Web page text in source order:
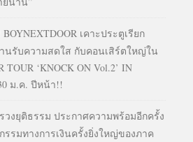
เคาะประตูเรียก
านรับความสดใส กับคอนเสิร์ตใหญ่ใน
TOUR ‘KNOCK ON Vol.2’ IN
ม.ค. ปีหน้า!!
วงยุติธรรม ประกาศความพร้อมอีกครั้ง
รมทางการเงินครั้งยิ่งใหญ่ของภาค